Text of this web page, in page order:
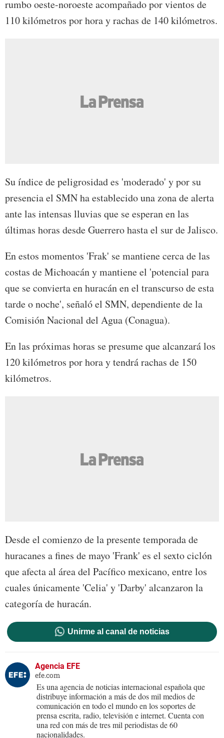
rumbo oeste-noroeste acompañado por vientos de
110 kilómetros por hora y rachas de 140 kilómetros.
Su índice de peligrosidad es 'moderado' y por su
presencia el SMN ha establecido una zona de alerta
ante las intensas lluvias que se esperan en las
últimas horas desde Guerrero hasta el sur de Jalisco.
En estos momentos 'Frak' se mantiene cerca de las
costas de Michoacán y mantiene el 'potencial para
que se convierta en huracán en el transcurso de esta
tarde o noche', señaló el SMN, dependiente de la
Comisión Nacional del Agua (Conagua).
En las próximas horas se presume que alcanzará los
120 kilómetros por hora y tendrá rachas de 150
kilómetros.
Desde el comienzo de la presente temporada de
huracanes a fines de mayo 'Frank' es el sexto ciclón
que afecta al área del Pacífico mexicano, entre los
cuales únicamente 'Celia' y 'Darby' alcanzaron la
categoría de huracán.
Unirme al canal de noticias
Agencia EFE
efe.com
Es una agencia de noticias internacional española que
distribuye información a más de dos mil medios de
comunicación en todo el mundo en los soportes de
prensa escrita, radio, televisión e internet. Cuenta con
una red con más de tres mil periodistas de 60
nacionalidades.